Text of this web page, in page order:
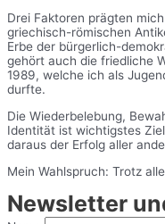
Drei Faktoren prägten
griechisch-römischen
Erbe der bürgerlich-
gehört auch die friedliche
1989, welche ich als
durfte.
Die Wiederbelebung,
Identität ist wichtigstes
daraus der Erfolg aller
Mein Wahlspruch: Trotz
Newsletter